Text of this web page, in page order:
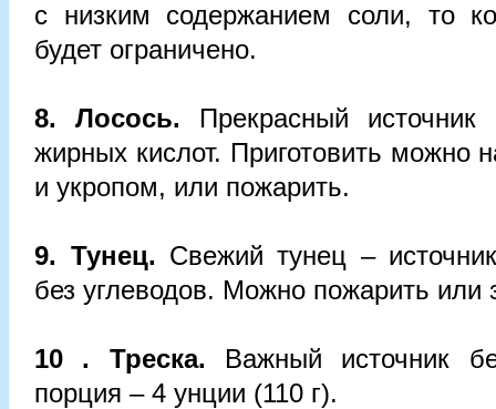
с низким содержанием соли, то
будет ограничено.
8. Лосось. Прекрасный
жирных кислот. Приготовить можно
и укропом, или пожарить.
9. Тунец. Свежий тунец –
без углеводов. Можно пожарить или
10 . Треска. Важный источник
порция – 4 унции (110 г).